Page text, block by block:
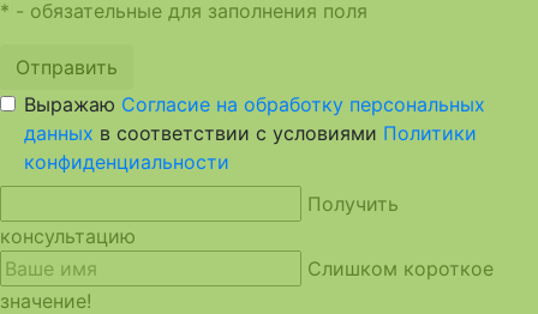
* - обязательные для заполнения поля
Отправить
Выражаю Согласие на обработку персональных
данных в соответствии с условиями Политики
конфиденциальности
Получить
консультацию
Слишком короткое
значение!